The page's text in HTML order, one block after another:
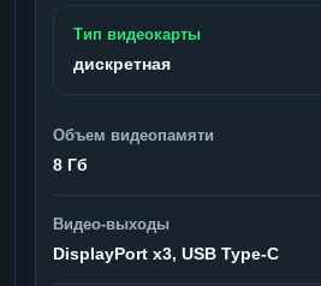
Тип видеокарты
дискретная
Объем видеопамяти
8 Гб
Видео-выходы
DisplayPort x3, USB Type-C